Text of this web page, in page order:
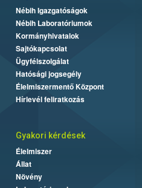
Nébih Igazgatóságok
Nébih Laboratóriumok
Kormányhivatalok
Sajtókapcsolat
Ügyfélszolgálat
Hatósági jogsegély
Élelmiszermentő Központ
Hírlevél feliratkozás
Gyakori kérdések
Élelmiszer
Állat
Növény